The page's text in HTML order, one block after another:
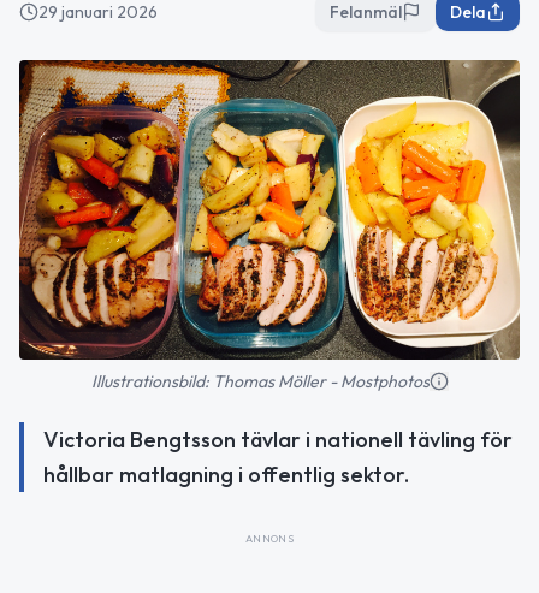
29 januari 2026 Felanmäl Dela
Illustrationsbild: Thomas Möller - Mostphotos
Victoria Bengtsson tävlar i nationell tävling för
hållbar matlagning i offentlig sektor.
ANNONS